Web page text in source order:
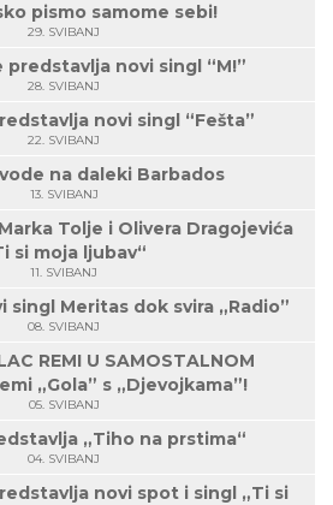
pismo samome sebi!
29. SVIBANJ
novi singl “M!”
28. SVIBANJ
novi singl “Fešta”
22. SVIBANJ
na daleki Barbados
13. SVIBANJ
Tolje i Olivera Dragojevića
si moja ljubav“
11. SVIBANJ
singl Meritas dok svira „Radio”
08. SVIBANJ
REMI U SAMOSTALNOM
„Gola” s „Djevojkama”!
05. SVIBANJ
„Tiho na prstima“
04. SVIBANJ
novi spot i singl „Ti si